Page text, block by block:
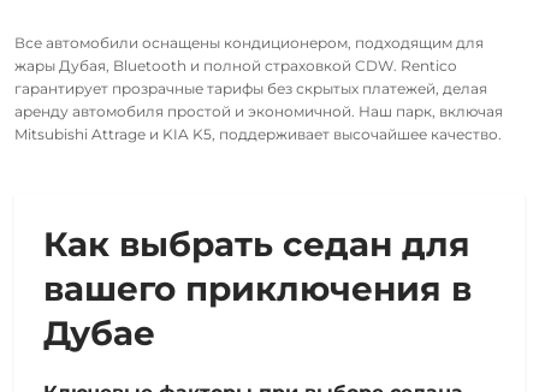
Все автомобили оснащены кондиционером, подходящим для
жары Дубая, Bluetooth и полной страховкой CDW. Rentico
гарантирует прозрачные тарифы без скрытых платежей, делая
аренду автомобиля простой и экономичной. Наш парк, включая
Mitsubishi Attrage и KIA K5, поддерживает высочайшее качество.
Как выбрать седан для
вашего приключения в
Дубае